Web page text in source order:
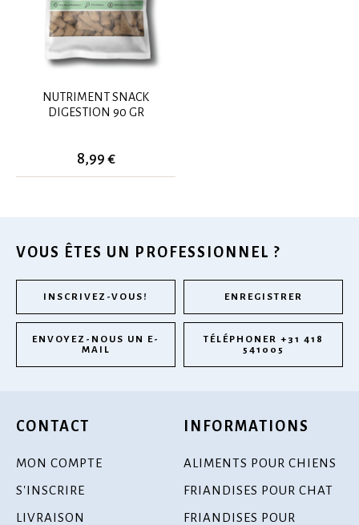
NUTRIMENT SNACK
DIGESTION 90 GR
8,99 €
VOUS ÊTES UN PROFESSIONNEL ?
INSCRIVEZ-VOUS! ENREGISTRER
ENVOYEZ-NOUS UN E-
MAIL
TÉLÉPHONER +31 418
541005
CONTACT
MON COMPTE
S'INSCRIRE
LIVRAISON
INFORMATIONS
ALIMENTS POUR CHIENS
FRIANDISES POUR CHAT
FRIANDISES POUR